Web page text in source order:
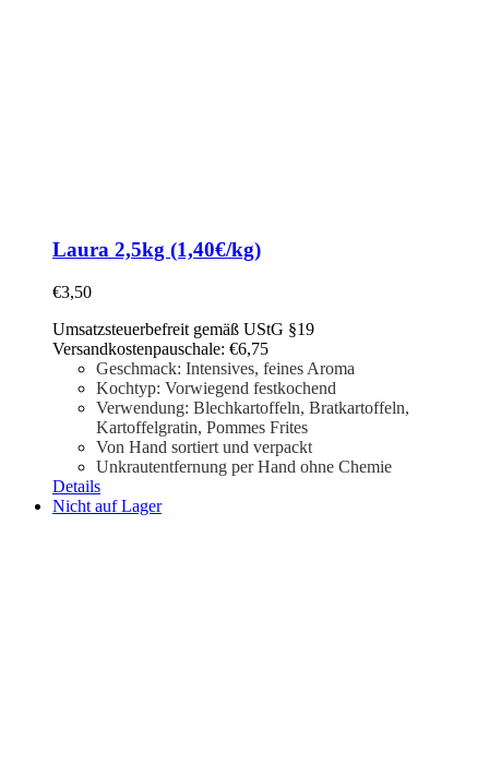
Laura 2,5kg (1,40€/kg)
€3,50
Umsatzsteuerbefreit gemäß UStG §19
Versandkostenpauschale: €6,75
Geschmack: Intensives, feines Aroma
Kochtyp: Vorwiegend festkochend
Verwendung: Blechkartoffeln, Bratkartoffeln,
Kartoffelgratin, Pommes Frites
Von Hand sortiert und verpackt
Unkrautentfernung per Hand ohne Chemie
Details
Nicht auf Lager